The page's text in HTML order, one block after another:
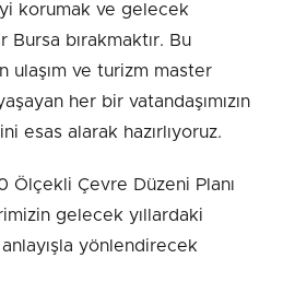
korumak ve gelecek
bırakmaktır. Bu
ulaşım ve turizm master
her bir vatandaşımızın
esas alarak hazırlıyoruz.
Ölçekli Çevre Düzeni Planı
gelecek yıllardaki
yönlendirecek